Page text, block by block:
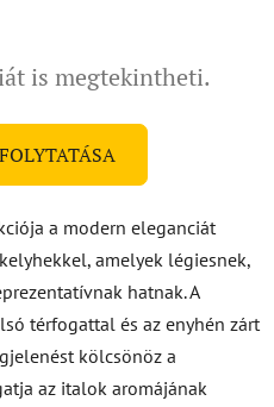
is megtekintheti.
a modern eleganciát
amelyek légiesnek,
hatnak. A
térfogattal és az enyhén zárt
kölcsönöz a
az italok aromájának